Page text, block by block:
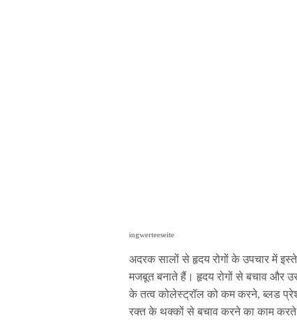
ingwerteeseite
अदरक सालों से हृदय रोगों के उपचार में
मजबूत बनाते हैं। हृदय रोगों से बचाव और
के तत्व कोलेस्ट्रॉल को कम करने, ब्लड
रक्त के थक्कों से बचाव करने का काम करते